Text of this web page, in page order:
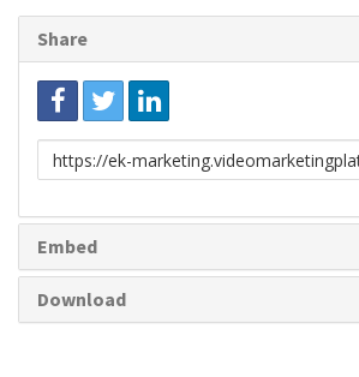
Share
Link
to
Embed
Download